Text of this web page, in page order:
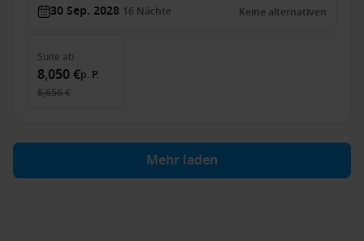
30 Sep. 2028 16 Nächte Keine alternativen
Suite ab
8,050 €p. P.
8,656 €
Mehr laden